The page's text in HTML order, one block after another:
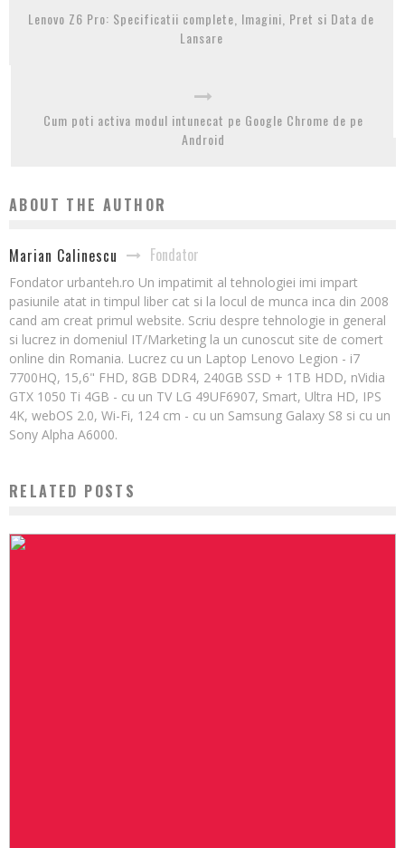
Lenovo Z6 Pro: Specificatii complete, Imagini, Pret si Data de
Lansare
Cum poti activa modul intunecat pe Google Chrome de pe
Android
ABOUT THE AUTHOR
Marian Calinescu Fondator
Fondator urbanteh.ro Un impatimit al tehnologiei imi impart
pasiunile atat in timpul liber cat si la locul de munca inca din 2008
cand am creat primul website. Scriu despre tehnologie in general
si lucrez in domeniul IT/Marketing la un cunoscut site de comert
online din Romania. Lucrez cu un Laptop Lenovo Legion - i7
7700HQ, 15,6" FHD, 8GB DDR4, 240GB SSD + 1TB HDD, nVidia
GTX 1050 Ti 4GB - cu un TV LG 49UF6907, Smart, Ultra HD, IPS
4K, webOS 2.0, Wi-Fi, 124 cm - cu un Samsung Galaxy S8 si cu un
Sony Alpha A6000.
RELATED POSTS